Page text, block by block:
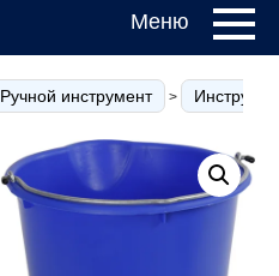
Меню
Ручной инструмент >